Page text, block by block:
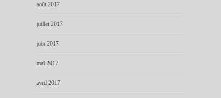
août 2017
juillet 2017
juin 2017
mai 2017
avril 2017